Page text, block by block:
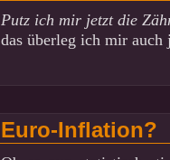
Putz ich mir jetzt die
das überleg ich mir auch
Euro-Inflation?